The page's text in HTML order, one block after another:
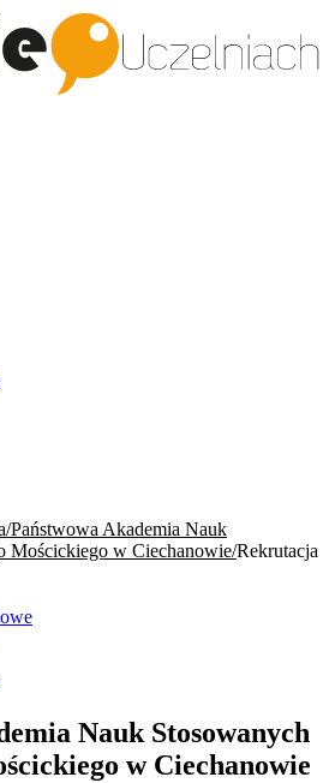
Państwowa Akademia Nauk
Mościckiego w Ciechanowie Rekrutacja
Nauk Stosowanych
w Ciechanowie